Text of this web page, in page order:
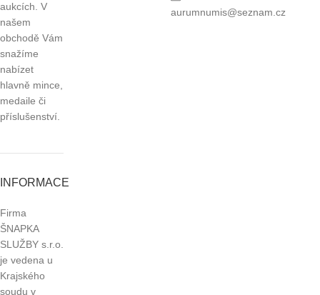
aukcích. V
našem
obchodě Vám
snažíme
nabízet
hlavně mince,
medaile či
příslušenství.
INFORMACE
Firma
ŠNAPKA
SLUŽBY s.r.o.
je vedena u
Krajského
soudu v
aurumnumis@seznam.cz